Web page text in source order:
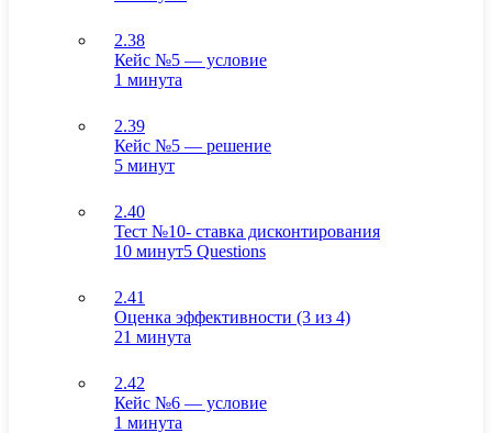
2.38
Кейс №5 — условие
1 минута
2.39
Кейс №5 — решение
5 минут
2.40
Тест №10- ставка дисконтирования
10 минут5 Questions
2.41
Оценка эффективности (3 из 4)
21 минута
2.42
Кейс №6 — условие
1 минута